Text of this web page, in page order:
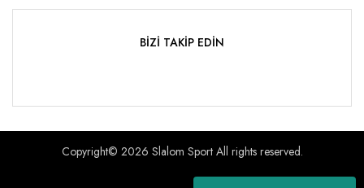
BİZİ TAKİP EDİN
Copyright© 2026 Slalom Sport All rights reserved.